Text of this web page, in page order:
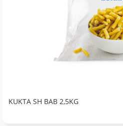
KUKTA SH BAB 2,5KG